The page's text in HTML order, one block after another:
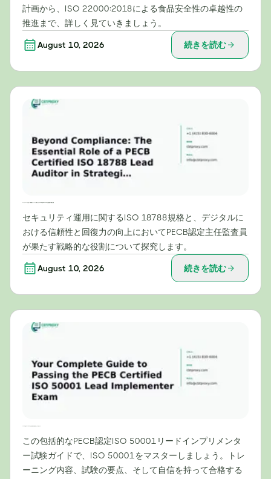
計画から、ISO 22000:2018による食品安全性の卓越性の
推進まで、詳しく見ていきましょう。
August 10, 2026 続きを読む
セキュリティ運用に関するISO 18788規格と、デジタルに
おける信頼性と回復力の向上においてPECB認定主任監査員
が果たす戦略的な役割について探究します。
August 10, 2026 続きを読む
この包括的なPECB認定ISO 50001リードインプリメンタ
ー試験ガイドで、ISO 50001をマスターしましょう。トレ
ーニング内容、試験の要点、そして自信を持って合格する